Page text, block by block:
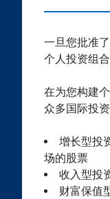
一旦您批准
个人投资组合
在为您构建
众多国际投
增长型投
场的股票
收入型投
财富保值